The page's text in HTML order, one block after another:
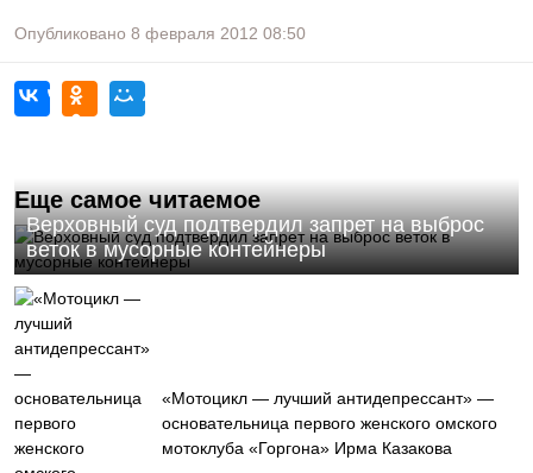
Опубликовано 8 февраля 2012 08:50
Еще самое читаемое
Верховный суд подтвердил запрет на выброс
веток в мусорные контейнеры
«Мотоцикл — лучший антидепрессант» —
основательница первого женского омского
мотоклуба «Горгона» Ирма Казакова